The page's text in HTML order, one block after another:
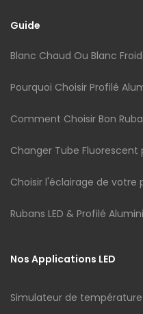
Guide
Blanc Chaud Ou Blanc Froid
Pourquoi Choisir Profilé
Comment Choisir Bon
Changer Tube Fluorescent
Choisir l'éclairage de votre
Rubans LED & Profilé
Nos Applications LED
Simulateur de